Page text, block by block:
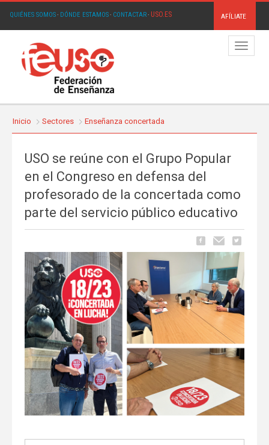
QUIÉNES SOMOS· DÓNDE ESTAMOS· CONTACTAR· USO.ES AFÍLIATE
Menú
Inicio Sectores Enseñanza concertada
USO se reúne con el Grupo Popular
en el Congreso en defensa del
profesorado de la concertada como
parte del servicio público educativo